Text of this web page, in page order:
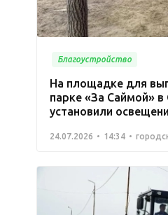
Благоустройство
На площадке для
парке «За Саймой» в
установили
24.07.2026 14:34